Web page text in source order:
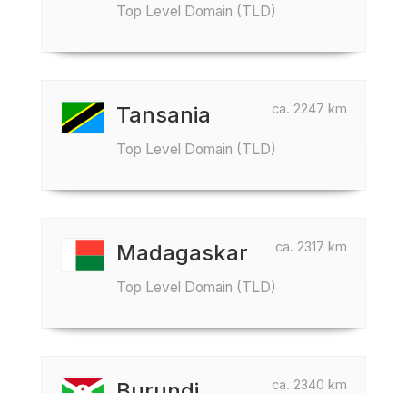
Top Level Domain (TLD)
ca. 2247 km
Tansania
Top Level Domain (TLD)
ca. 2317 km
Madagaskar
Top Level Domain (TLD)
ca. 2340 km